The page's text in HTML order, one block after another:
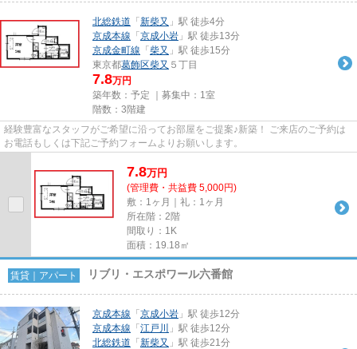
北総鉄道 「 新柴又 」駅 徒歩4分
京成本線 「 京成小岩 」駅 徒歩13分
京成金町線 「 柴又 」駅 徒歩15分
東京都葛飾区柴又 ５丁目
7.8万円
築年数：予定 ｜募集中： 1室
階数：3階建
経験豊富なスタッフがご希望に沿ってお部屋をご提案♪新築！ ご来店のご予約は
お電話もしくは下記ご予約フォームよりお願いします。
7.8万円
(管理費・共益費 5,000円)
敷：1ヶ月｜礼：1ヶ月
所在階：2階
間取り：1K
面積：19.18㎡
賃貸｜アパート リブリ・エスポワール六番館
京成本線 「 京成小岩 」駅 徒歩12分
京成本線 「 江戸川
」駅 徒歩12分
北総鉄道 「 新柴又 」駅 徒歩21分